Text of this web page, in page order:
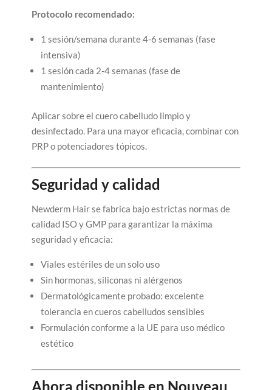
Protocolo recomendado:
1 sesión/semana durante 4-6 semanas (fase
intensiva)
1 sesión cada 2-4 semanas (fase de
mantenimiento)
Aplicar sobre el cuero cabelludo limpio y
desinfectado. Para una mayor eficacia, combinar con
PRP o potenciadores tópicos.
Seguridad y calidad
Newderm Hair se fabrica bajo estrictas normas de
calidad ISO y GMP para garantizar la máxima
seguridad y eficacia:
Viales estériles de un solo uso
Sin hormonas, siliconas ni alérgenos
Dermatológicamente probado: excelente
tolerancia en cueros cabelludos sensibles
Formulación conforme a la UE para uso médico
estético
Ahora disponible en Nouveau